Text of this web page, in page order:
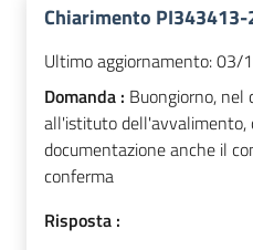
Chiarimento PI343413-
Ultimo aggiornamento:03/
Domanda : Buongiorno, nel
all'istituto dell'avvalimento,
documentazione anche il
conferma
Risposta :